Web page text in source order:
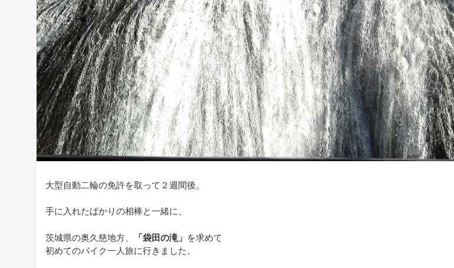
大型自動二輪の免許を取って２週間後。
手に入れたばかりの相棒と一緒に、
茨城県の奥久慈地方、 「袋田の滝」 を求めて
初めてのバイク一人旅に行きました。